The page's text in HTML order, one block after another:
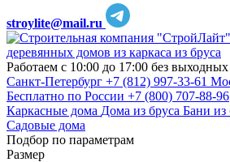
stroylite@mail.ru
деревянных домов из каркаса из бруса
Работаем с 10:00 до 17:00 без выходных
Санкт-Петербург +7 (812) 997-33-61
Бесплатно по России +7 (800) 707-88-96
Каркасные дома Дома из бруса Бани из
Садовые дома
Подбор по параметрам
Размер